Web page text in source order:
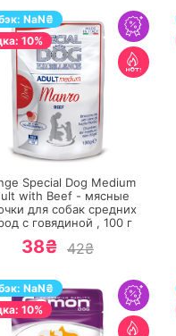
NaN₴
10%
ПЕРЕЙТИ
Special Dog Medium
with Beef - мясные
для собак средних
с говядиной , 100 г
38₴ 42₴
NaN₴
10%